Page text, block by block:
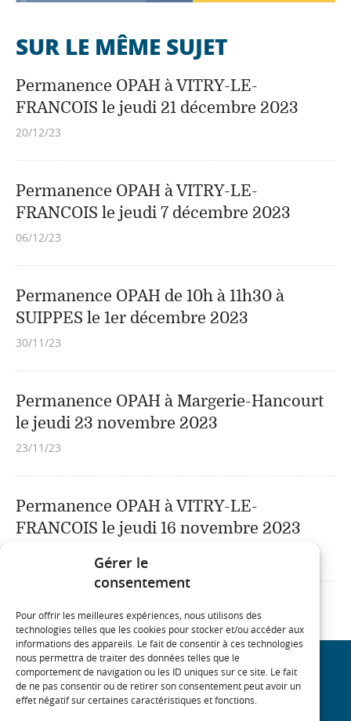
Gérer le
consentement
Pour offrir les meilleures expériences, nous utilisons des
technologies telles que les cookies pour stocker et/ou accéder aux
informations des appareils. Le fait de consentir à ces technologies
nous permettra de traiter des données telles que le
comportement de navigation ou les ID uniques sur ce site. Le fait
de ne pas consentir ou de retirer son consentement peut avoir un
effet négatif sur certaines caractéristiques et fonctions.
SUR LE MÊME SUJET
Permanence OPAH à VITRY-LE-
FRANCOIS le jeudi 21 décembre 2023
20/12/23
Permanence OPAH à VITRY-LE-
FRANCOIS le jeudi 7 décembre 2023
06/12/23
Permanence OPAH de 10h à 11h30 à
SUIPPES le 1er décembre 2023
30/11/23
Permanence OPAH à Margerie-Hancourt
le jeudi 23 novembre 2023
23/11/23
Permanence OPAH à VITRY-LE-
FRANCOIS le jeudi 16 novembre 2023
REJOIGNEZ NOTRE COMMUNAUTÉ
On
On
On
On